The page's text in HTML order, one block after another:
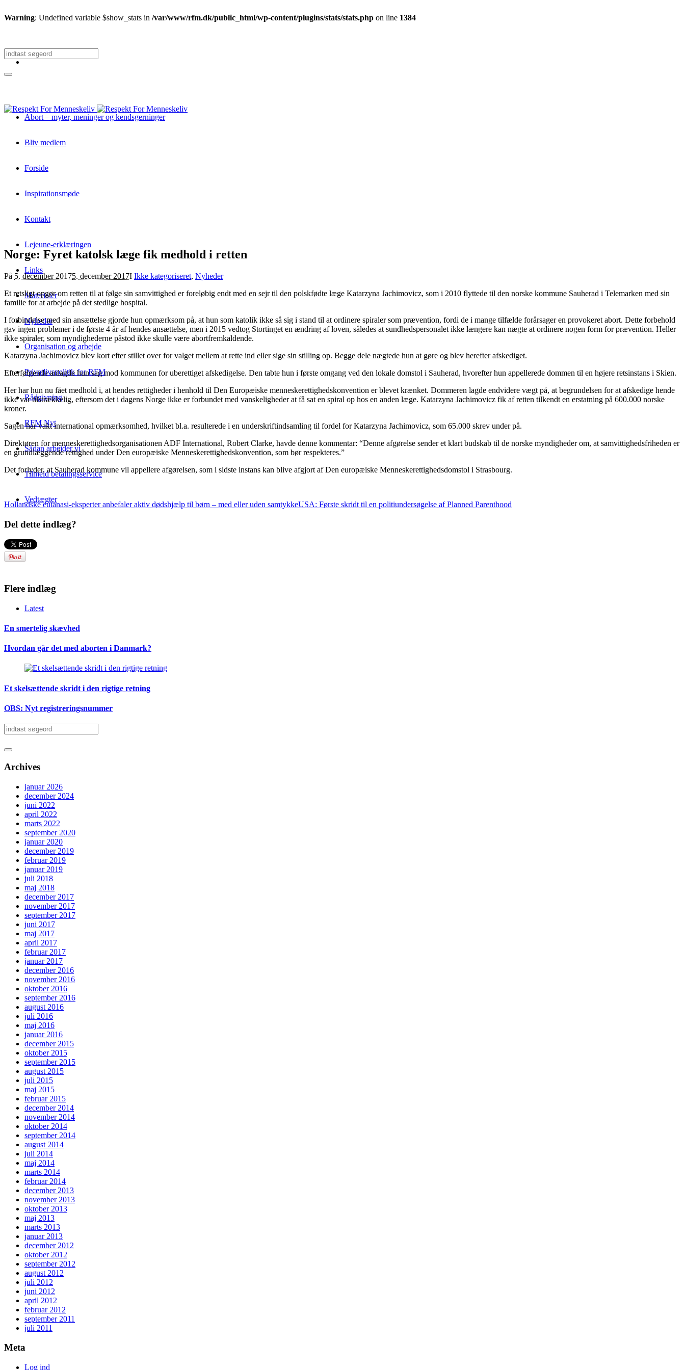
Warning: Undefined variable $show_stats in /var/www/rfm.dk/public_html/wp-content/plugins/stats/stats.php on line 1384
Abort – myter, meninger og kendsgerninger
Bliv medlem
Forside
Inspirationsmøde
Kontakt
Lejeune-erklæringen
Links
Materialer
Nyheder
Organisation og arbejde
Privatlivspolitik for RFM
Rådgivning
RFM Nyt
Sådan arbejder vi
Tilmeld betalingsservice
Vedtægter
Norge: Fyret katolsk læge fik medhold i retten
På 5. december 20175. december 2017I Ikke kategoriseret, Nyheder
Et retsligt opgør om retten til at følge sin samvittighed er foreløbig endt med en sejr til den polskfødte læge Katarzyna Jachimovicz, som i 2010 flyttede til den norske kommune Sauherad i Telemarken med sin
familie for at arbejde på det stedlige hospital.
I forbindelse med sin ansættelse gjorde hun opmærksom på, at hun som katolik ikke så sig i stand til at ordinere spiraler som prævention, fordi de i mange tilfælde forårsager en provokeret abort. Dette forbehold
gav ingen problemer i de første 4 år af hendes ansættelse, men i 2015 vedtog Stortinget en ændring af loven, således at sundhedspersonalet ikke længere kan nægte at ordinere nogen form for prævention. Heller
ikke spiraler, som myndighederne påstod ikke skulle være abortfremkaldende.
Katarzyna Jachimovicz blev kort efter stillet over for valget mellem at rette ind eller sige sin stilling op. Begge dele nægtede hun at gøre og blev herefter afskediget.
Efterfølgende anlagde hun sag mod kommunen for uberettiget afskedigelse. Den tabte hun i første omgang ved den lokale domstol i Sauherad, hvorefter hun appellerede dommen til en højere retsinstans i Skien.
Her har hun nu fået medhold i, at hendes rettigheder i henhold til Den Europæiske menneskerettighedskonvention er blevet krænket. Dommeren lagde endvidere vægt på, at begrundelsen for at afskedige hende
ikke var tilstrækkelig, eftersom det i dagens Norge ikke er forbundet med vanskeligheder at få sat en spiral op hos en anden læge. Katarzyna Jachimovicz fik af retten tilkendt en erstatning på 600.000 norske
kroner.
Sagen har vakt international opmærksomhed, hvilket bl.a. resulterede i en underskriftindsamling til fordel for Katarzyna Jachimovicz, som 65.000 skrev under på.
Direktøren for menneskerettighedsorganisationen ADF International, Robert Clarke, havde denne kommentar: “Denne afgørelse sender et klart budskab til de norske myndigheder om, at samvittighedsfriheden er
en grundlæggende rettighed under Den europæiske Menneskerettighedskonvention, som bør respekteres.”
Det forlyder, at Sauherad kommune vil appellere afgørelsen, som i sidste instans kan blive afgjort af Den europæiske Menneskerettighedsdomstol i Strasbourg.
Hollandske eutanasi-eksperter anbefaler aktiv dødshjælp til børn – med eller uden samtykkeUSA: Første skridt til en politiundersøgelse af Planned Parenthood
Del dette indlæg?
Flere indlæg
Latest
En smertelig skævhed
Hvordan går det med aborten i Danmark?
Et skelsættende skridt i den rigtige retning
OBS: Nyt registreringsnummer
Archives
januar 2026
december 2024
juni 2022
april 2022
marts 2022
september 2020
januar 2020
december 2019
februar 2019
januar 2019
juli 2018
maj 2018
december 2017
november 2017
september 2017
juni 2017
maj 2017
april 2017
februar 2017
januar 2017
december 2016
november 2016
oktober 2016
september 2016
august 2016
juli 2016
maj 2016
januar 2016
december 2015
oktober 2015
september 2015
august 2015
juli 2015
maj 2015
februar 2015
december 2014
november 2014
oktober 2014
september 2014
august 2014
juli 2014
maj 2014
marts 2014
februar 2014
december 2013
november 2013
oktober 2013
maj 2013
marts 2013
januar 2013
december 2012
oktober 2012
september 2012
august 2012
juli 2012
juni 2012
april 2012
februar 2012
september 2011
juli 2011
Meta
Log ind